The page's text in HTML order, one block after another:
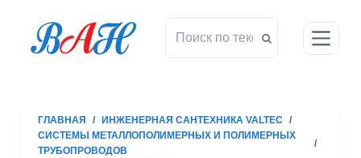
ГЛАВНАЯ / ИНЖЕНЕРНАЯ САНТЕХНИКА VALTEC /
СИСТЕМЫ МЕТАЛЛОПОЛИМЕРНЫХ И ПОЛИМЕРНЫХ
ТРУБОПРОВОДОВ
/